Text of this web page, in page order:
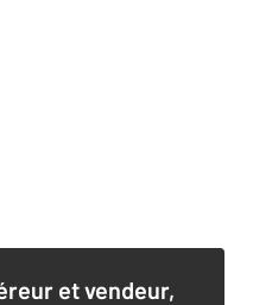
et vendeur,